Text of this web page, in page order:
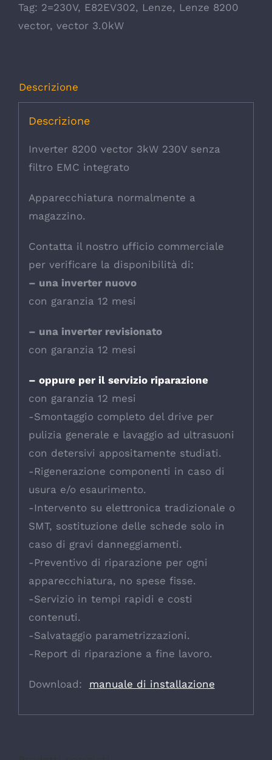
Tag: 2=230V, E82EV302, Lenze, Lenze 8200
vector, vector 3.0kW
Descrizione
Descrizione
Inverter 8200 vector 3kW 230V senza
filtro EMC integrato
Apparecchiatura normalmente a
magazzino.
Contatta il nostro ufficio commerciale
per verificare la disponibilità di:
– una inverter nuovo
con garanzia 12 mesi
– una inverter revisionato
con garanzia 12 mesi
– oppure per il servizio riparazione
con garanzia 12 mesi
-Smontaggio completo del drive per
pulizia generale e lavaggio ad ultrasuoni
con detersivi appositamente studiati.
-Rigenerazione componenti in caso di
usura e/o esaurimento.
-Intervento su elettronica tradizionale o
SMT, sostituzione delle schede solo in
caso di gravi danneggiamenti.
-Preventivo di riparazione per ogni
apparecchiatura, no spese fisse.
-Servizio in tempi rapidi e costi
contenuti.
-Salvataggio parametrizzazioni.
-Report di riparazione a fine lavoro.
Download: manuale di installazione